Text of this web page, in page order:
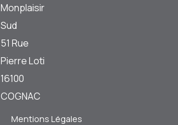
Monplaisir
Sud
51 Rue
Pierre Loti
16100
COGNAC
Mentions Légales